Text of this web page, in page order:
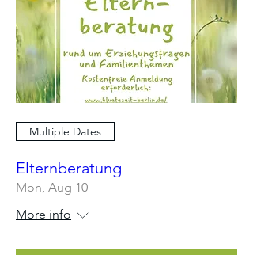
Multiple Dates
Elternberatung
Mon, Aug 10
More info